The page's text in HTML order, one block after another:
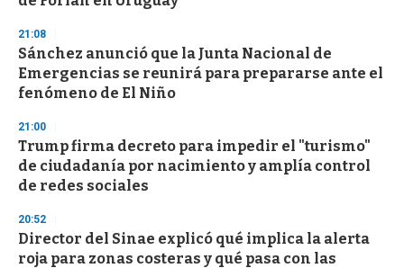
d
s
21:08
Sánchez anunció que la Junta Nacional de
Emergencias se reunirá para prepararse ante el
fenómeno de El Niño
21:00
Trump firma decreto para impedir el "turismo"
de ciudadanía por nacimiento y amplía control
de redes sociales
20:52
Director del Sinae explicó qué implica la alerta
roja para zonas costeras y qué pasa con las